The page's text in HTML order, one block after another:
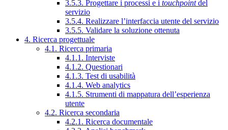
3.5.3. Progettare i processi e i touchpointdel
servizio
3.5.4. Realizzare l’interfaccia utente del servizio
3.5.5. Validare la soluzione ottenuta
4. Ricerca progettuale
4.1. Ricerca primaria
4.1.1. Interviste
4.1.2. Questionari
4.1.3. Test di usabilità
4.1.4. Web analytics
4.1.5. Strumenti di mappatura dell’esperienza
utente
4.2. Ricerca secondaria
4.2.1. Ricerca documentale